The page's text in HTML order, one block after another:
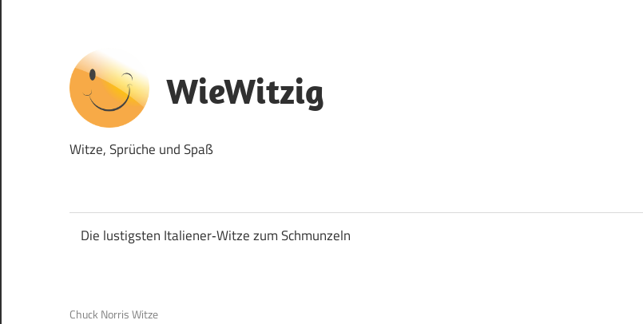
springen
WieWitzig
Witze, Sprüche und Spaß
Die lustigsten Italiener‑Witze zum Schmunzeln
5. September 2017
Chuck Norris Witze